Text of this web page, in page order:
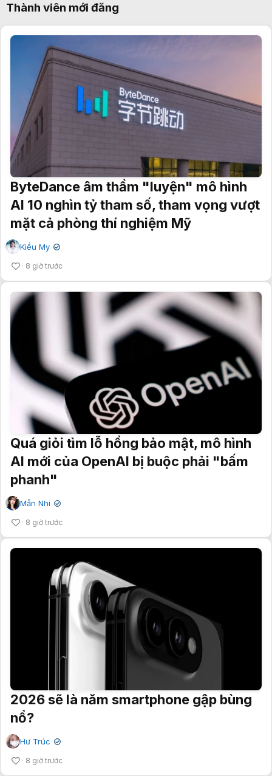
Thành viên mới đăng
ByteDance âm thầm "luyện" mô hình
AI 10 nghìn tỷ tham số, tham vọng vượt
mặt cả phòng thí nghiệm Mỹ
Kiều My ✔
8 giờ trước
Quá giỏi tìm lỗ hổng bảo mật, mô hình
AI mới của OpenAI bị buộc phải "bấm
phanh"
Mẫn Nhi ✔
8 giờ trước
2026 sẽ là năm smartphone gập bùng
nổ?
Hư Trúc ✔
8 giờ trước